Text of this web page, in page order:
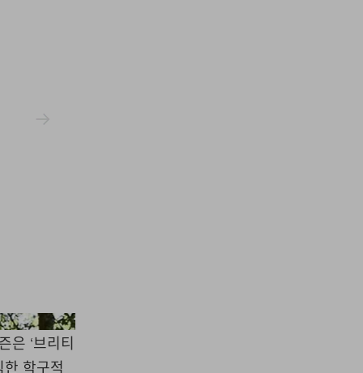
Uniqlo
은 ‘브리티
학구적